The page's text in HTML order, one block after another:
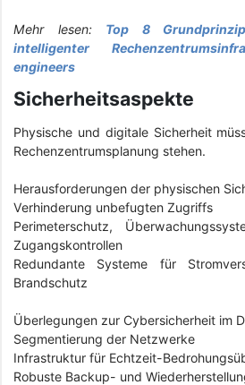
Mehr lesen: Top 8
intelligenter
engineers
Sicherheitsaspekte
Physische und digitale Sicherheit
Rechenzentrumsplanung stehen.
Herausforderungen der physischen
Verhinderung unbefugten Zugriffs
Perimeterschutz,
Zugangskontrollen
Redundante Systeme für
Brandschutz
Überlegungen zur Cybersicherheit im
Segmentierung der Netzwerke
Infrastruktur für Echtzeit-
Robuste Backup- und